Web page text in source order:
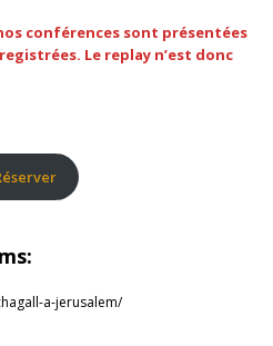
conférences sont présentées
Le replay n’est donc
a-jerusalem/